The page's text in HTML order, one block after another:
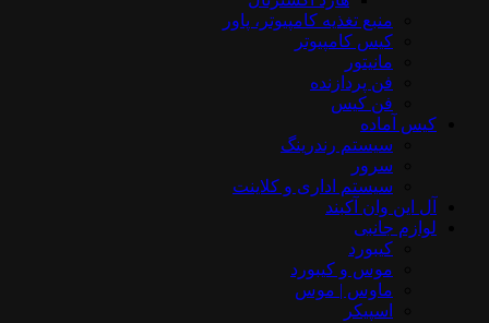
منبع تغذیه کامپیوتر، پاور
کیس کامپیوتر
مانیتور
فن پردازنده
فن کیس
کیس آماده
سیستم رندرینگ
سرور
سیستم‌ اداری و کلاینت
آل این وان آکبند
لوازم جانبی
کیبورد
موس و کیبورد
ماوس | موس
اسپیکر